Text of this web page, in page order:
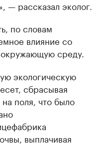
— рассказал эколог.
по словам
влияние со
среду.
экологическую
сбрасывая
поля, что было
выплачивая